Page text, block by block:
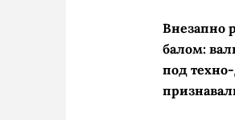
Внезапно
балом:
под